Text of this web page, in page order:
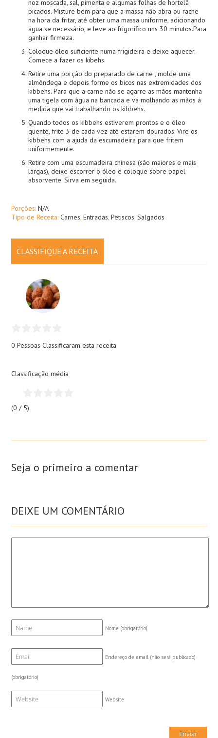
noz moscada, sal, pimenta e algumas folhas de hortelã
picados. Misture bem para que a massa não abra ou rache
na hora da fritar, até obter uma massa uniforme, adicionando
água se necessário, e leve ao frigorífico uns 30 minutos.Para
ganhar firmeza.
Coloque óleo suficiente numa frigideira e deixe aquecer.
Comece a fazer os kibehs.
Retire uma porção do preparado de carne , molde uma
almôndega e depois forme os bicos nas extremidades dos
kibbehs. Para que a carne não se agarre as mãos mantenha
uma tigela com água na bancada e vá molhando as mãos á
medida que vai trabalhando os kibbehs.
Quando todos os kibbehs estiverem prontos e o óleo
quente, frite 3 de cada vez até estarem dourados. Vire os
kibbehs com a ajuda da escumadeira para que fritem
uniformemente.
Retire com uma escumadeira chinesa (são maiores e mais
largas), deixe escorrer o óleo e coloque sobre papel
absorvente. Sirva em seguida.
Porções: N/A
Tipo de Receita: Carnes, Entradas, Petiscos, Salgados
CLASSIFIQUE A RECEITA
0 Pessoas Classificaram esta receita
Classificação média
(0 / 5)
Seja o primeiro a comentar
DEIXE UM COMENTÁRIO
Nome (obrigatório)
Endereço de email (não será publicado)
(obrigatório)
Website